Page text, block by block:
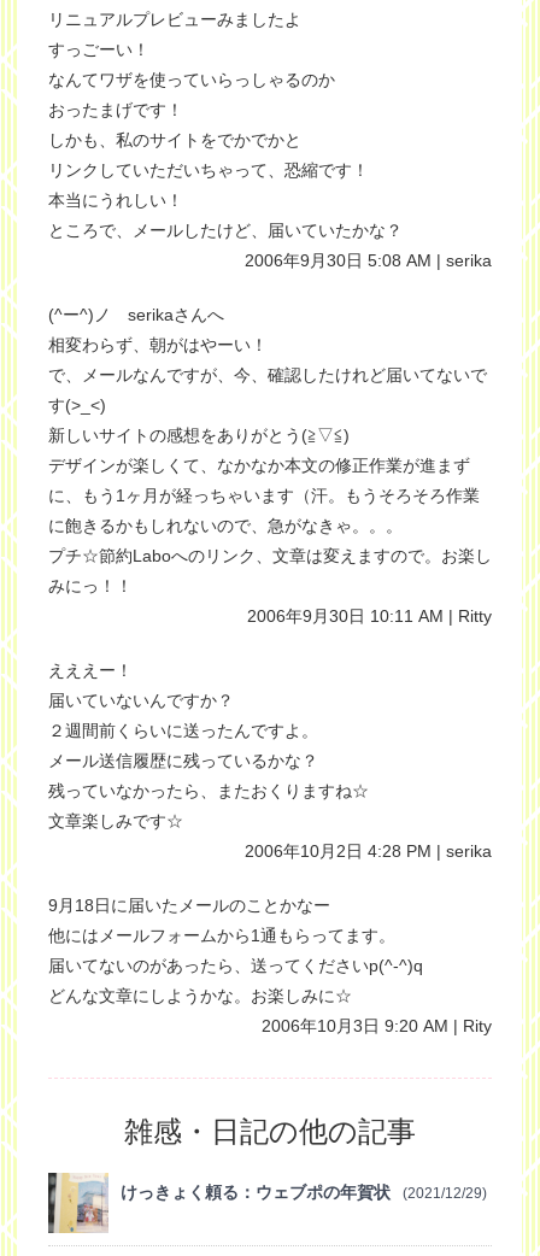
リニュアルプレビューみましたよ
すっごーい！
なんてワザを使っていらっしゃるのか
おったまげです！
しかも、私のサイトをでかでかと
リンクしていただいちゃって、恐縮です！
本当にうれしい！
ところで、メールしたけど、届いていたかな？
2006年9月30日 5:08 AM | serika
(^ー^)ノ serikaさんへ
相変わらず、朝がはやーい！
で、メールなんですが、今、確認したけれど届いてないで
す(>_<)
新しいサイトの感想をありがとう(≧▽≦)
デザインが楽しくて、なかなか本文の修正作業が進まず
に、もう1ヶ月が経っちゃいます（汗。もうそろそろ作業
に飽きるかもしれないので、急がなきゃ。。。
プチ☆節約Laboへのリンク、文章は変えますので。お楽し
みにっ！！
2006年9月30日 10:11 AM | Ritty
えええー！
届いていないんですか？
２週間前くらいに送ったんですよ。
メール送信履歴に残っているかな？
残っていなかったら、またおくりますね☆
文章楽しみです☆
2006年10月2日 4:28 PM | serika
9月18日に届いたメールのことかなー
他にはメールフォームから1通もらってます。
届いてないのがあったら、送ってくださいp(^-^)q
どんな文章にしようかな。お楽しみに☆
2006年10月3日 9:20 AM | Rity
雑感・日記の他の記事
けっきょく頼る：ウェブポの年賀状 (2021/12/29)